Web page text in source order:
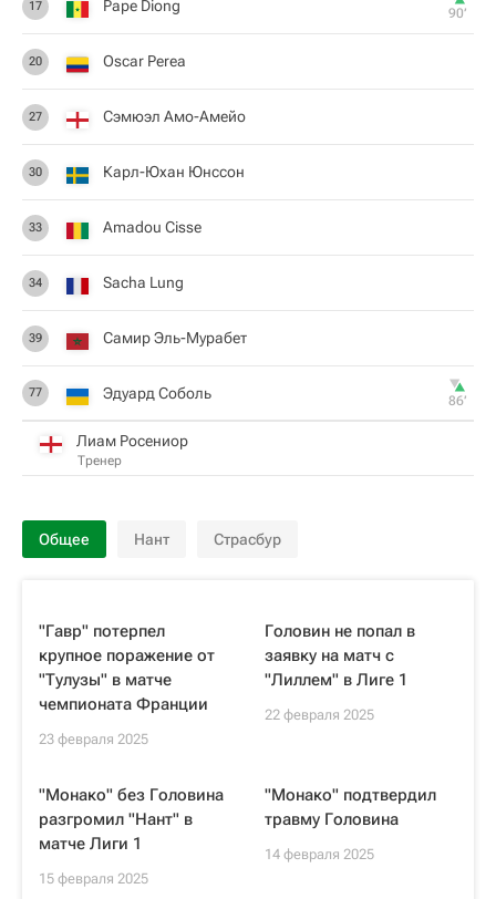
17 Pape Diong 90‎’‎
20 Oscar Perea
27 Сэмюэл Амо-Амейо
30 Карл-Юхан Юнссон
33 Amadou Cisse
34 Sacha Lung
39 Самир Эль-Мурабет
77 Эдуард Соболь 86‎’‎
Лиам Росениор
Тренер
Общее Нант Страсбур
"Гавр" потерпел
крупное поражение от
"Тулузы" в матче
чемпионата Франции
23 февраля 2025
Головин не попал в
заявку на матч с
"Лиллем" в Лиге 1
22 февраля 2025
"Монако" без Головина
разгромил "Нант" в
матче Лиги 1
15 февраля 2025
"Монако" подтвердил
травму Головина
14 февраля 2025